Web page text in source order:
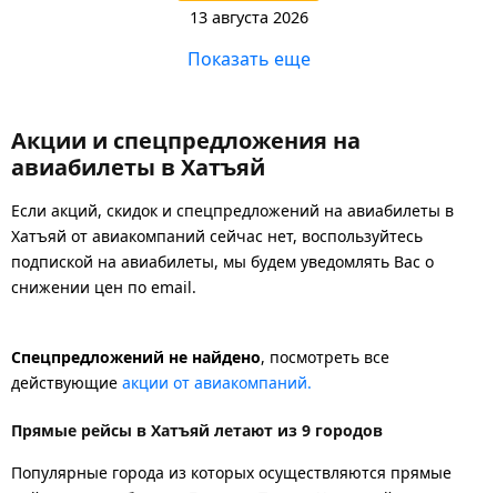
13 августа 2026
Показать еще
Акции и спецпредложения на
авиабилеты в Хатъяй
Если акций, скидок и спецпредложений на авиабилеты в
Хатъяй от авиакомпаний сейчас нет, воспользуйтесь
подпиской на авиабилеты, мы будем уведомлять Вас о
снижении цен по email.
Спецпредложений не найдено, посмотреть все
действующие акции от авиакомпаний.
Прямые рейсы в Хатъяй летают из 9 городов
Популярные города из которых осуществляются прямые